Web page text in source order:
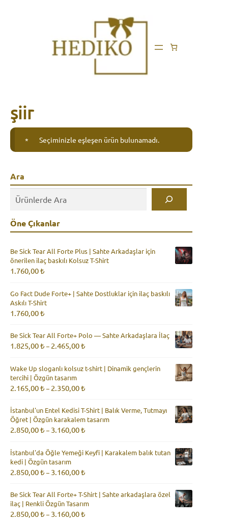
şiir
Seçiminizle eşleşen ürün bulunamadı.
Ara
Öne Çıkanlar
Be Sick Tear All Forte Plus | Sahte Arkadaşlar için
önerilen ilaç baskılı Kolsuz T-Shirt
1.760,00₺
Go Fact Dude Forte+ | Sahte Dostluklar için ilaç baskılı
Askılı T-Shirt
1.760,00₺
Be Sick Tear All Forte+ Polo — Sahte Arkadaşlara İlaç
1.825,00₺ – 2.465,00₺
-
Wake Up sloganlı kolsuz t-shirt | Dinamik gençlerin
tercihi | Özgün tasarım
2.165,00₺ – 2.350,00₺
-
2.350,00 ₺
İstanbul'un Entel Kedisi T-Shirt | Balık Verme, Tutmayı
Öğret | Özgün karakalem tasarım
2.850,00₺ – 3.160,00₺
-
İstanbul'da Öğle Yemeği Keyfi | Karakalem balık tutan
kedi | Özgün tasarım
2.850,00₺ – 3.160,00₺
-
3.160,00 ₺
Be Sick Tear All Forte+ T-Shirt | Sahte arkadaşlara özel
ilaç | Renkli Özgün Tasarım
2.850,00₺ – 3.160,00₺